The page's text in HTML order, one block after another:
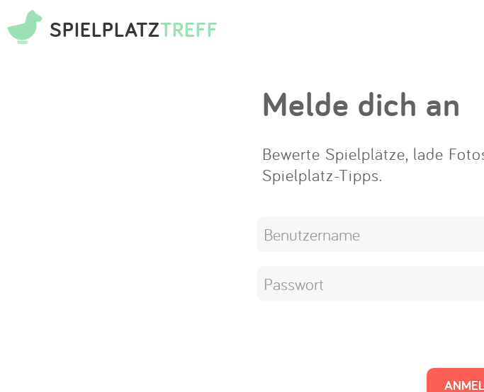
SPIELPLATZTREFF
Melde dich an
Bewerte Spielplätze, lade
Spielplatz-Tipps.